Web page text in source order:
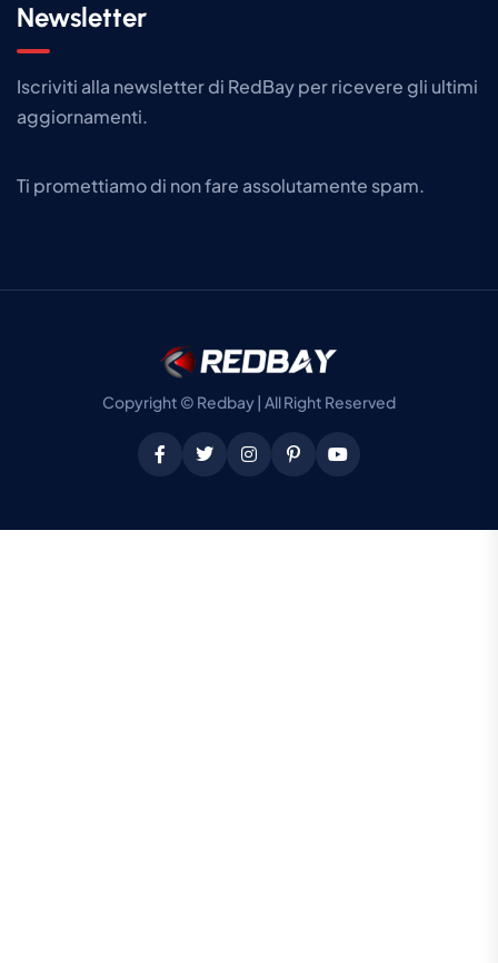
Newsletter
Iscriviti alla newsletter di RedBay per ricevere gli ultimi
aggiornamenti.​
Ti promettiamo di non fare assolutamente spam.
Copyright © Redbay | All Right Reserved